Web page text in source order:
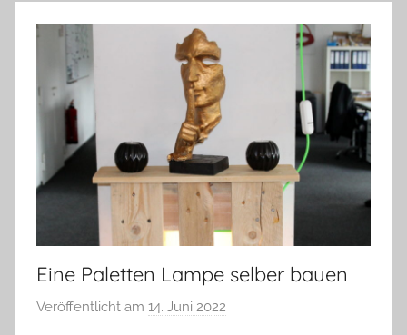
Eine Paletten Lampe selber bauen
Veröffentlicht am 14. Juni 2022